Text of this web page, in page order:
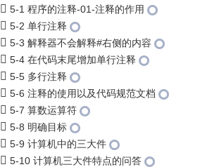
5-1 程序的注释-01-注释的作用
5-2 单行注释
5-3 解释器不会解释#右侧的内容
5-4 在代码末尾增加单行注释
5-5 多行注释
5-6 注释的使用以及代码规范文档
5-7 算数运算符
5-8 明确目标
5-9 计算机中的三大件
5-10 计算机三大件特点的问答